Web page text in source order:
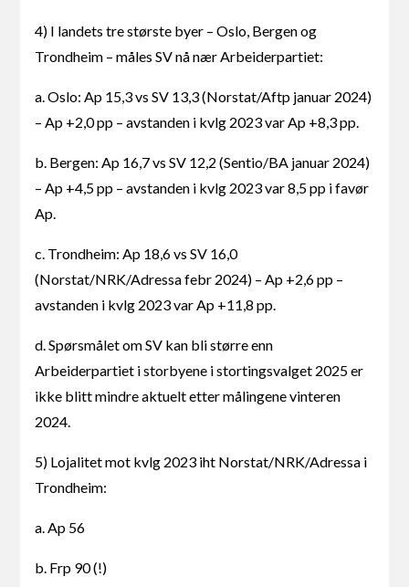
4) I landets tre største byer – Oslo, Bergen og
Trondheim – måles SV nå nær Arbeiderpartiet:
a. Oslo: Ap 15,3 vs SV 13,3 (Norstat/Aftp januar 2024)
– Ap +2,0 pp – avstanden i kvlg 2023 var Ap +8,3 pp.
b. Bergen: Ap 16,7 vs SV 12,2 (Sentio/BA januar 2024)
– Ap +4,5 pp – avstanden i kvlg 2023 var 8,5 pp i favør
Ap.
c. Trondheim: Ap 18,6 vs SV 16,0
(Norstat/NRK/Adressa febr 2024) – Ap +2,6 pp –
avstanden i kvlg 2023 var Ap +11,8 pp.
d. Spørsmålet om SV kan bli større enn
Arbeiderpartiet i storbyene i stortingsvalget 2025 er
ikke blitt mindre aktuelt etter målingene vinteren
2024.
5) Lojalitet mot kvlg 2023 iht Norstat/NRK/Adressa i
Trondheim:
a. Ap 56
b. Frp 90 (!)